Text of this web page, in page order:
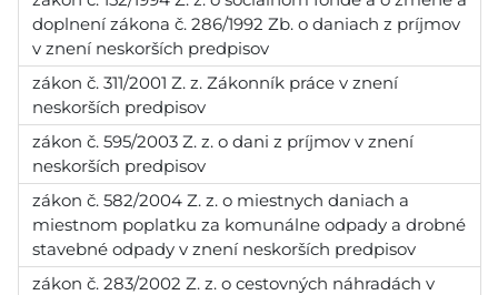
doplnení zákona č. 286/1992 Zb. o daniach z príjmov
v znení neskorších predpisov
zákon č. 311/2001 Z. z. Zákonník práce v znení
neskorších predpisov
zákon č. 595/2003 Z. z. o dani z príjmov v znení
neskorších predpisov
zákon č. 582/2004 Z. z. o miestnych daniach a
miestnom poplatku za komunálne odpady a drobné
stavebné odpady v znení neskorších predpisov
zákon č. 283/2002 Z. z. o cestovných náhradách v